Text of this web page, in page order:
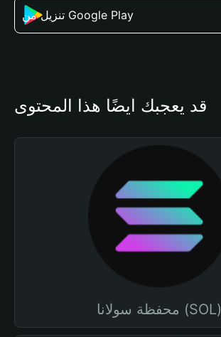
تنزيل من Google Play
قد يعجبك أيضًا هذا المحتوى
محفظة سولانا (SOL)